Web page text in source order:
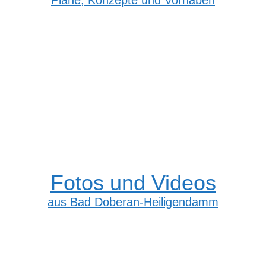
Fotos und Videos
aus Bad Doberan-Heiligendamm